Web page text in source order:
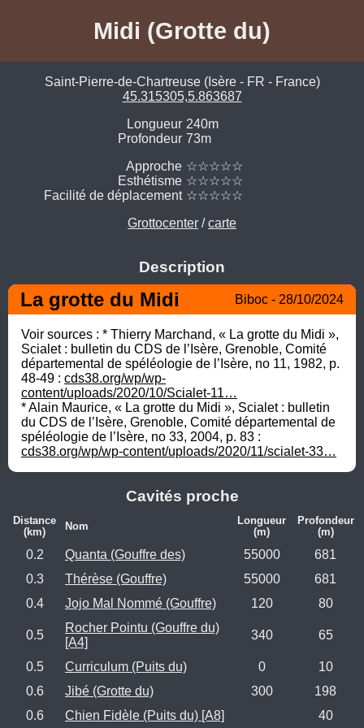
Midi (Grotte du)
Saint-Pierre-de-Chartreuse (Isère - FR - France)
45.315305,5.863687
Longueur 240m
Profondeur 73m
Approche ☆☆☆☆☆
Esthétisme ☆☆☆☆☆
Facilité de déplacement ☆☆☆☆☆
Grottocenter /carte
Description
La grotte du Midi Biboc - 28/10/2024
Voir sources : * Thierry Marchand, « La grotte du Midi »,
Scialet : bulletin du CDS de l’Isère, Grenoble, Comité
départemental de spéléologie de l’Isère, no 11, 1982, p.
48-49 : cds38.org/wp/wp-
content/uploads/2020/10/Scialet-11…
* Alain Maurice, « La grotte du Midi », Scialet : bulletin
du CDS de l’Isère, Grenoble, Comité départemental de
cds38.org/wp/wp-content/uploads/2020/11/scialet-33…
Cavités proche
Distance
(km)
Nom
Longueur
(m)
Profondeur
(m)
0.2 Quanta (Gouffre des) 55000
681
0.3
Thérèse (Gouffre) 55000
681
0.4
Jojo Mal Nommé (Gouffre) 120 80
0.5
Rocher Pointu (Gouffre du)
[A4]
340 65
0.5 Curriculum (Puits du) 0
10
0.6
Jibé (Grotte du) 300
198
0.6
Chien Fidèle (Puits du) [A8] 40